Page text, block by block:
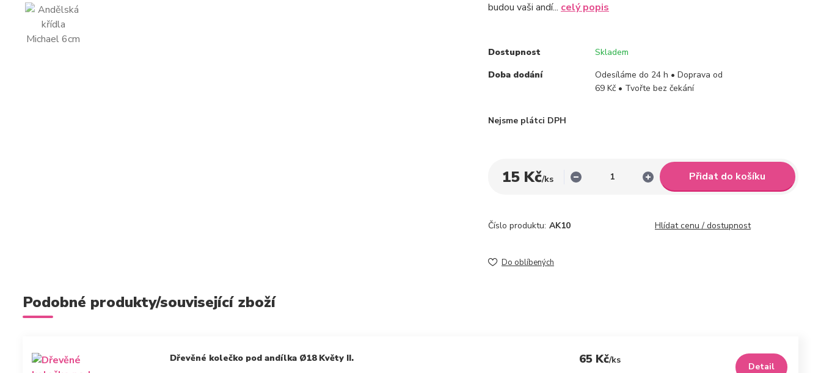
budou vaši andí... celý popis
Dostupnost
Skladem
Doba dodání
Odesíláme do 24 h • Doprava od
69 Kč • Tvořte bez čekání
Nejsme plátci DPH
15 Kč/ks Přidat do košíku
Číslo produktu: AK10 Hlídat cenu / dostupnost
Do oblíbených
Podobné produkty/související zboží
Dřevěné kolečko pod andílka Ø18 Květy II. 65 Kč/ks
Detail